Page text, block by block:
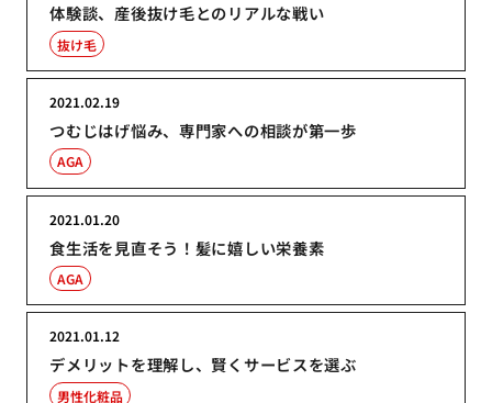
体験談、産後抜け毛とのリアルな戦い
抜け毛
つむじはげ悩み、専門家への相談が第一歩
2021.02.19
AGA
食生活を見直そう！髪に嬉しい栄養素
2021.01.20
AGA
デメリットを理解し、賢くサービスを選ぶ
2021.01.12
男性化粧品